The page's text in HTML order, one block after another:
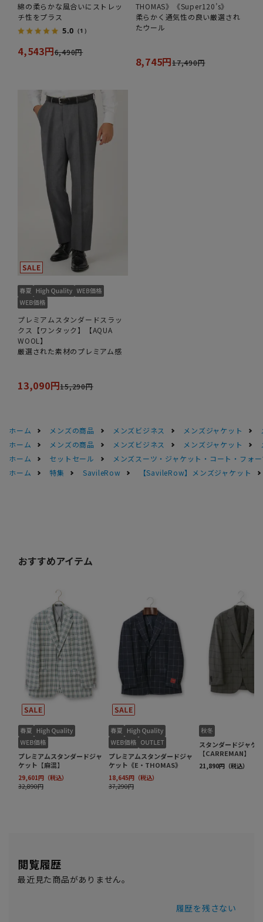
綿の柔らかな風合いにストレッ
チ性をプラス
5.0 （1）
4,543円6,490円
THOMAS》《Super120’s》
柔らかく通気性の良い厳選され
たウール
8,745円17,490円
プレミアムスタンダードスラッ
クス【ワンタック】【AQUA
WOOL】
厳選された素材のプレミアム感
13,090円15,290円
ホーム メンズの商品 メンズビジネス メンズジャケット
ホーム
メンズの商品 メンズビジネス メンズジャケット
ホーム
セットセール
メンズスーツ・ジャケット・コート・フォ
ホーム
特集 SavileRow 【SavileRow】メンズジャケット
閲覧履歴
最近見た商品がありません。
履歴を残さない